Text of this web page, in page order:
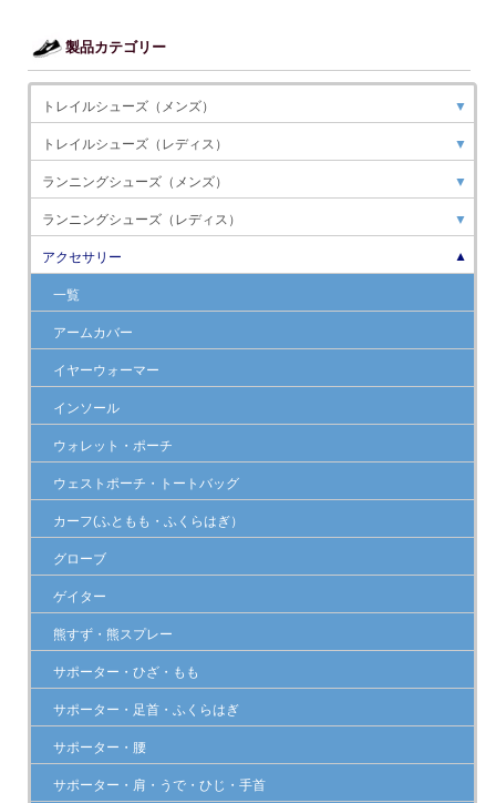
製品カテゴリー
トレイルシューズ（メンズ） ▼
トレイルシューズ（レディス） ▼
ランニングシューズ（メンズ） ▼
ランニングシューズ（レディス） ▼
アクセサリー ▼
一覧
アームカバー
イヤーウォーマー
インソール
ウォレット・ポーチ
ウェストポーチ・トートバッグ
カーフ(ふともも・ふくらはぎ）
グローブ
ゲイター
熊すず・熊スプレー
サポーター・ひざ・もも
サポーター・足首・ふくらはぎ
サポーター・腰
サポーター・肩・うで・ひじ・手首